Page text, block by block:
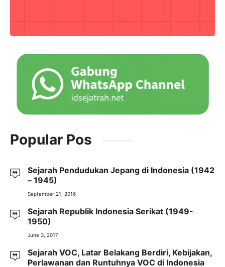
Popular Pos
Sejarah Pendudukan Jepang di Indonesia (1942
– 1945)
September 21, 2016
Sejarah Republik Indonesia Serikat (1949-
1950)
June 3, 2017
Sejarah VOC, Latar Belakang Berdiri, Kebijakan,
Perlawanan dan Runtuhnya VOC di Indonesia